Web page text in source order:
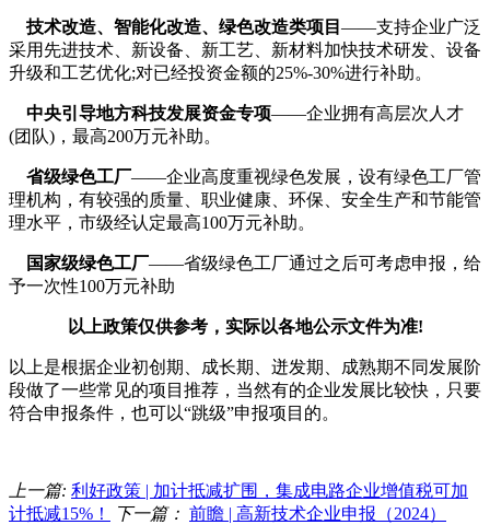
技术改造、智能化改造、绿色改造类项目 ——支持企业广泛
采用先进技术、新设备、新工艺、新材料加快技术研发、设备
升级和工艺优化;对已经投资金额的25%-30%进行补助。
中央引导地方科技发展资金专项——企业拥有高层次人才
(团队)，最高200万元补助。
省级绿色工厂——企业高度重视绿色发展，设有绿色工厂管
理机构，有较强的质量、职业健康、环保、安全生产和节能管
理水平，市级经认定最高100万元补助。
国家级绿色工厂——省级绿色工厂通过之后可考虑申报，给
予一次性100万元补助
以上政策仅供参考，实际以各地公示文件为准!
以上是根据企业初创期、成长期、迸发期、成熟期不同发展阶
段做了一些常见的项目推荐，当然有的企业发展比较快，只要
符合申报条件，也可以“跳级”申报项目的。
上一篇: 利好政策 | 加计抵减扩围，集成电路企业增值税可加
计抵减15%！
下一篇： 前瞻 | 高新技术企业申报（2024）